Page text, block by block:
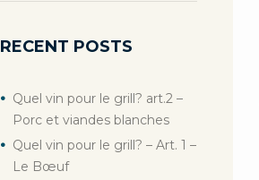
RECENT POSTS
Quel vin pour le grill? art.2 –
Porc et viandes blanches
Quel vin pour le grill? – Art. 1 –
Le Bœuf